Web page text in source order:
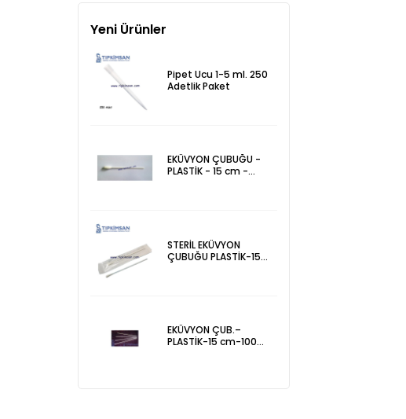
Yeni Ürünler
Pipet Ucu 1-5 ml. 250
Adetlik Paket
EKÜVYON ÇUBUĞU -
PLASTİK - 15 cm -
STERİL EKÜVYON
ÇUBUĞU PLASTİK-15
EKÜVYON ÇUB.–
PLASTİK-15 cm-100